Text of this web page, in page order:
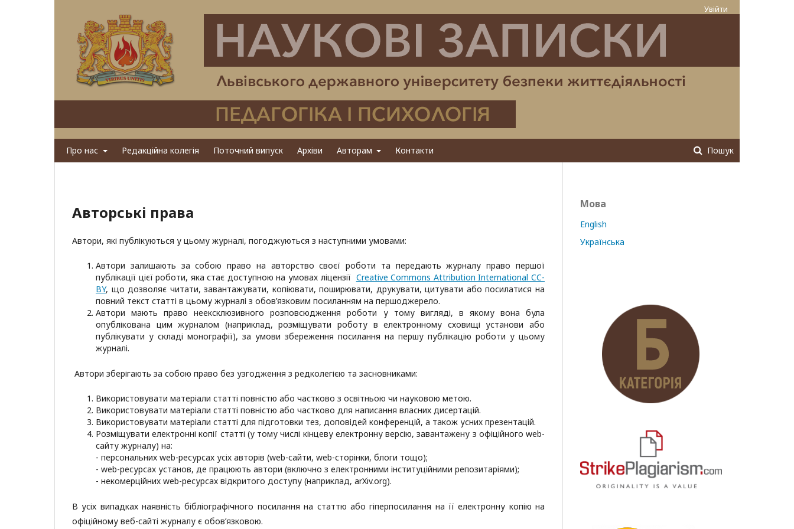
Про нас Редакційна колегія Поточний випуск Архіви Авторам Контакти Пошук
Увійти
Авторські права
Автори, які публікуються у цьому журналі, погоджуються з наступними умовами:
Автори залишають за собою право на авторство своєї роботи та передають журналу право першої
публікації цієї роботи, яка стає доступною на умовах ліцензії Creative Commons Attribution International CC-
BY, що дозволяє читати, завантажувати, копіювати, поширювати, друкувати, цитувати або посилатися на
повний текст статті в цьому журналі з обов’язковим посиланням на першоджерело.
Автори мають право неексклюзивного розповсюдження роботи у тому вигляді, в якому вона була
опублікована цим журналом (наприклад, розміщувати роботу в електронному сховищі установи або
публікувати у складі монографії), за умови збереження посилання на першу публікацію роботи у цьому
журналі.
Автори зберігають за собою право без узгодження з редколегією та засновниками:
Використовувати матеріали статті повністю або частково з освітньою чи науковою метою.
Використовувати матеріали статті повністю або частково для написання власних дисертацій.
Використовувати матеріали статті для підготовки тез, доповідей конференцій, а також усних презентацій.
Розміщувати електронні копії статті (у тому числі кінцеву електронну версію, завантажену з офіційного web-
сайту журналу) на:
- персональних web-ресурсах усіх авторів (web-сайти, web-сторінки, блоги тощо);
- web-ресурсах установ, де працюють автори (включно з електронними інституційними репозитаріями);
- некомерційних web-ресурсах відкритого доступу (наприклад, arXiv.org).
В усіх випадках наявність бібліографічного посилання на статтю або гіперпосилання на її електронну копію на
офіційному веб-сайті журналу є обов’язковою.
Мова
English
Українська